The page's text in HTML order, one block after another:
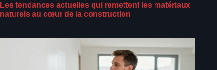
Les tendances actuelles qui remettent les matériaux
naturels au cœur de la construction